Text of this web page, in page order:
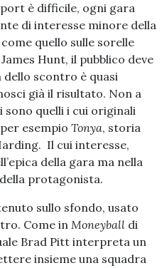
è difficile, ogni gara
di interesse minore della
quello sulle sorelle
Hunt, il pubblico deve
dello scontro è quasi
già il risultato. Non a
quelli i cui originali
esempio Tonya, storia
Il cui interesse,
della gara ma nella
protagonista.
sullo sfondo, usato
Come in Moneyball di
Brad Pitt interpreta un
insieme una squadra